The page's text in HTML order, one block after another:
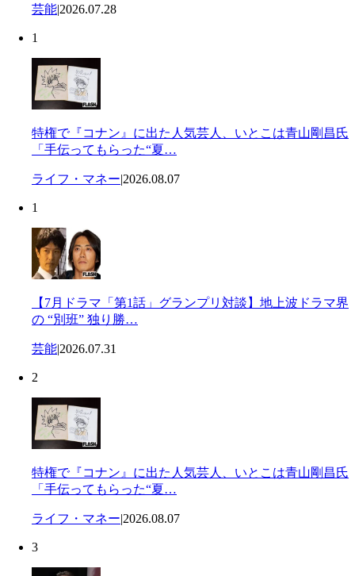
芸能|2026.07.28
1
特権で『コナン』に出た人気芸人、いとこは青山剛昌氏
「手伝ってもらった“夏…
ライフ・マネー|2026.08.07
1
【7月ドラマ「第1話」グランプリ対談】地上波ドラマ界
の “別班” 独り勝…
芸能|2026.07.31
2
特権で『コナン』に出た人気芸人、いとこは青山剛昌氏
「手伝ってもらった“夏…
ライフ・マネー|2026.08.07
3